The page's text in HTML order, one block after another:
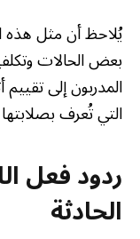
يُلاحظ أن مثل هذه
بعض الحالات
المدربون إلى
التي تُعرف
ردود فعل
الحادثة